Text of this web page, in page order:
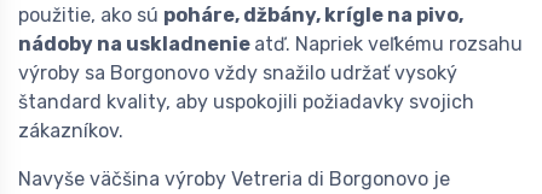
použitie, ako sú poháre, džbány, krígle na pivo,
nádoby na uskladnenie atď. Napriek veľkému rozsahu
výroby sa Borgonovo vždy snažilo udržať vysoký
štandard kvality, aby uspokojili požiadavky svojich
zákazníkov.
Navyše väčšina výroby Vetreria di Borgonovo je